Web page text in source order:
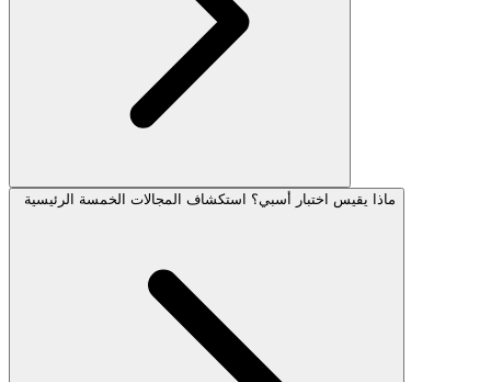
ماذا يقيس اختبار أسبي؟ استكشاف المجالات الخمسة الرئيسية